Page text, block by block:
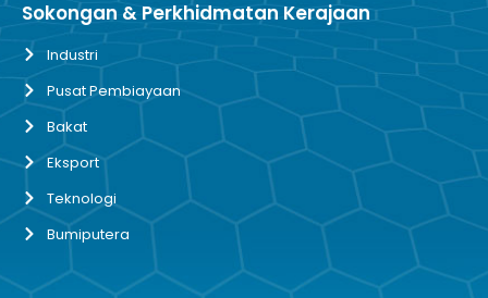
Sokongan & Perkhidmatan Kerajaan
Industri
Pusat Pembiayaan
Bakat
Eksport
Teknologi
Bumiputera